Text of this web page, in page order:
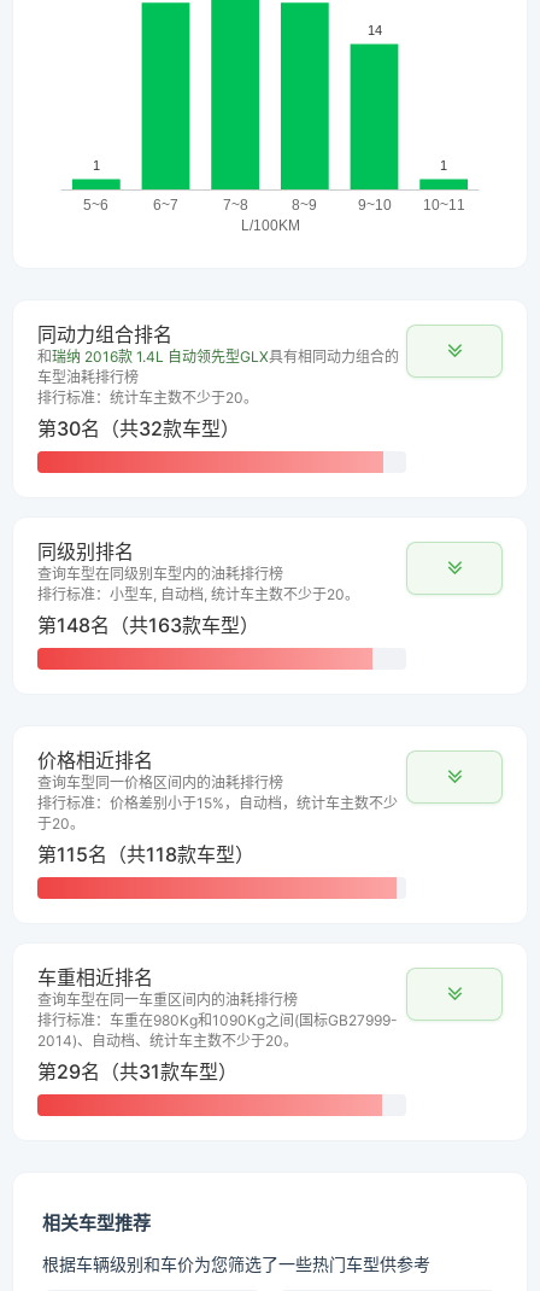
同动力组合排名
和瑞纳 2016款 1.4L 自动领先型GLX具有相同动力组合的
车型油耗排行榜
排行标准：统计车主数不少于20。
第30名（共32款车型）
同级别排名
查询车型在同级别车型内的油耗排行榜
排行标准：小型车, 自动档, 统计车主数不少于20。
第148名（共163款车型）
价格相近排名
查询车型同一价格区间内的油耗排行榜
排行标准：价格差别小于15%，自动档，统计车主数不少
于20。
第115名（共118款车型）
车重相近排名
查询车型在同一车重区间内的油耗排行榜
排行标准：车重在980Kg和1090Kg之间(国标GB27999-
2014)、自动档、统计车主数不少于20。
第29名（共31款车型）
相关车型推荐
根据车辆级别和车价为您筛选了一些热门车型供参考